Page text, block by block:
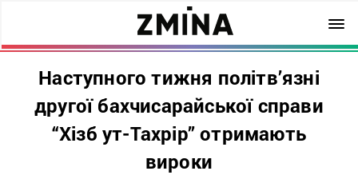
Наступного тижня політв’язні
другої бахчисарайської справи
“Хізб ут-Тахрір” отримають
вироки